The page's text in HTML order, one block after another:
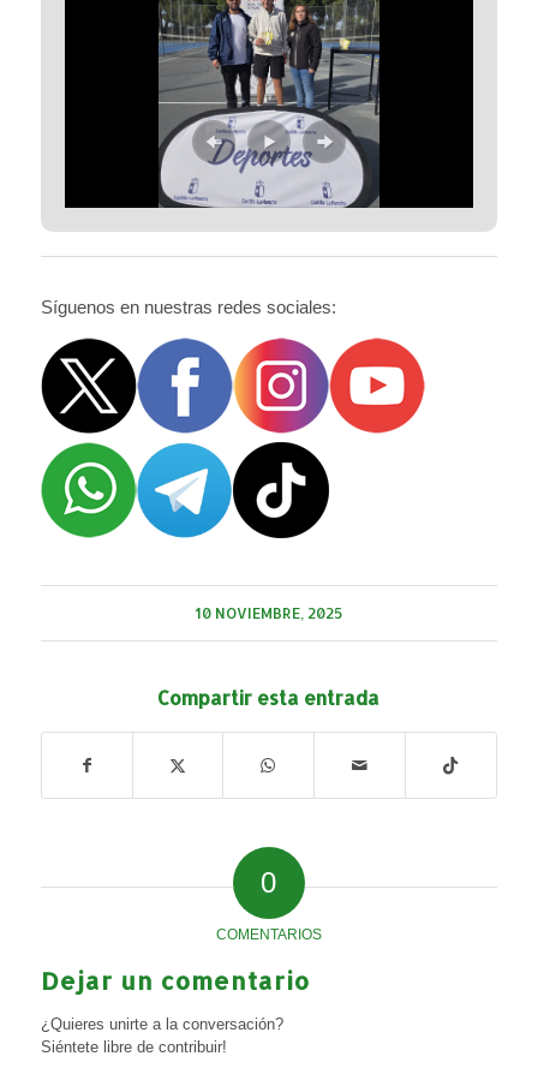
Síguenos en nuestras redes sociales:
10 NOVIEMBRE, 2025
Compartir esta entrada
0
COMENTARIOS
Dejar un comentario
¿Quieres unirte a la conversación?
Siéntete libre de contribuir!